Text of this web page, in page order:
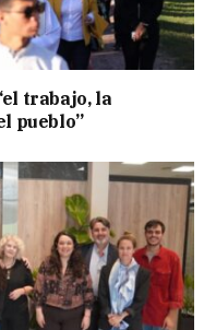
trabajo, la
pueblo”